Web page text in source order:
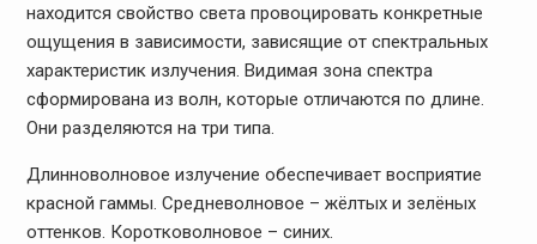
находится свойство света провоцировать конкретные
ощущения в зависимости, зависящие от спектральных
характеристик излучения. Видимая зона спектра
сформирована из волн, которые отличаются по длине.
Они разделяются на три типа.
Длинноволновое излучение обеспечивает восприятие
красной гаммы. Средневолновое – жёлтых и зелёных
оттенков. Коротковолновое – синих.